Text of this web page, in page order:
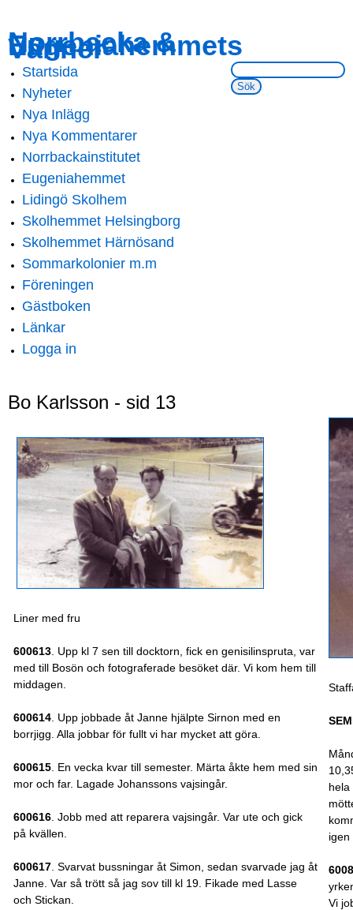
main
content
navigation
Norrbacka &
Eugeniahemmets
Vänner
Sök på webbsidan:
Main menu
Startsida
Nyheter
Nya Inlägg
Nya Kommentarer
Norrbackainstitutet
Eugeniahemmet
Lidingö Skolhem
Skolhemmet Helsingborg
Skolhemmet Härnösand
Sommarkolonier m.m
Föreningen
Gästboken
Länkar
Logga in
Bo Karlsson - sid 13
Liner med fru
600613 . Upp kl 7 sen till docktorn, fick en genisilinspruta, var
med till Bosön och fotograferade besöket där. Vi kom hem till
middagen.
600614 . Upp jobbade åt Janne hjälpte Sirnon med en
borrjigg. Alla jobbar för fullt vi har mycket att göra.
600615 . En vecka kvar till semester. Märta åkte hem med sin
mor och far. Lagade Johanssons vajsingår.
600616 . Jobb med att reparera vajsingår. Var ute och gick
på kvällen.
600617 . Svarvat bussningar åt Simon, sedan svarvade jag åt
Janne. Var så trött så jag sov till kl 19. Fikade med Lasse
och Stickan.
hela
igen
Vi